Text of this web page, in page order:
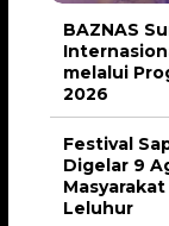
BAZNAS
melalui
2026
Festival
Digelar 9
Leluhur